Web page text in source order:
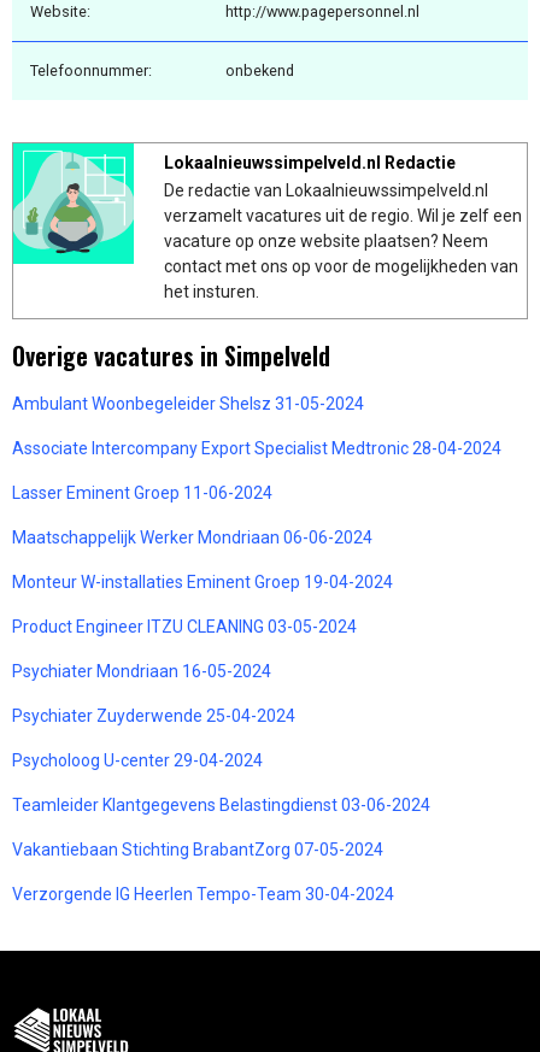
Website: http://www.pagepersonnel.nl
Telefoonnummer: onbekend
Lokaalnieuwssimpelveld.nl Redactie
De redactie van Lokaalnieuwssimpelveld.nl
verzamelt vacatures uit de regio. Wil je zelf een
vacature op onze website plaatsen? Neem
contact met ons op voor de mogelijkheden van
het insturen.
Overige vacatures in Simpelveld
Ambulant Woonbegeleider Shelsz 31-05-2024
Associate Intercompany Export Specialist Medtronic 28-04-2024
Lasser Eminent Groep 11-06-2024
Maatschappelijk Werker Mondriaan 06-06-2024
Monteur W-installaties Eminent Groep 19-04-2024
Product Engineer ITZU CLEANING 03-05-2024
Psychiater Mondriaan 16-05-2024
Psychiater Zuyderwende 25-04-2024
Psycholoog U-center 29-04-2024
Teamleider Klantgegevens Belastingdienst 03-06-2024
Vakantiebaan Stichting BrabantZorg 07-05-2024
Verzorgende IG Heerlen Tempo-Team 30-04-2024